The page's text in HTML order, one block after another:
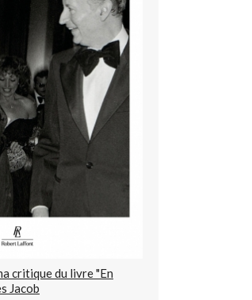
critique du livre "En
Jacob